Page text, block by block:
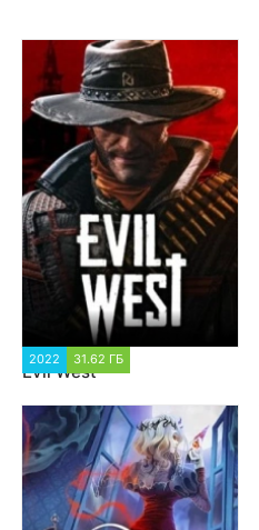
2022 31.62 ГБ
Evil West